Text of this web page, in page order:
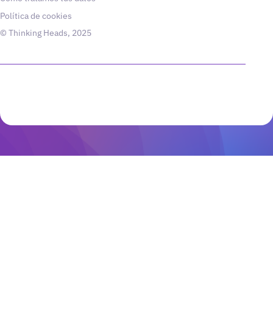
Política de cookies
© Thinking Heads, 2025